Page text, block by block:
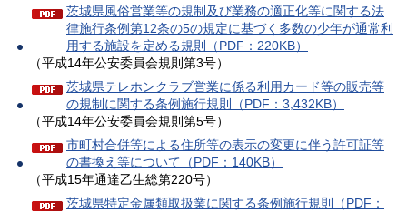
茨城県風俗営業等の規制及び業務の適正化等に関する法
律施行条例第12条の5の規定に基づく多数の少年が通常利
用する施設を定める規則（PDF：220KB）
（平成14年公安委員会規則第3号）
茨城県テレホンクラブ営業に係る利用カード等の販売等
の規制に関する条例施行規則（PDF：3,432KB）
（平成14年公安委員会規則第5号）
市町村合併等による住所等の表示の変更に伴う許可証等
の書換え等について（PDF：140KB）
（平成15年通達乙生総第220号）
茨城県特定金属類取扱業に関する条例施行規則（PDF：